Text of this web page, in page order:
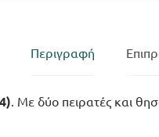
Περιγραφή
. Με δύο πειρατές και